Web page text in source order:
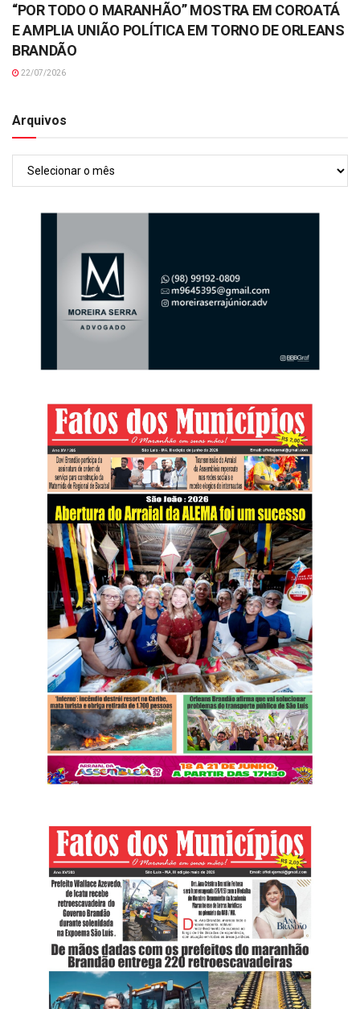
“POR TODO O MARANHÃO” MOSTRA EM COROATÁ
E AMPLIA UNIÃO POLÍTICA EM TORNO DE ORLEANS
BRANDÃO
22/07/2026
Arquivos
Arquivos